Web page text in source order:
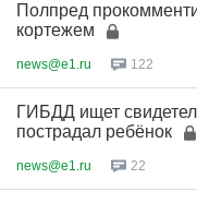
Полпред
кортежем
news@e1.ru 122
ГИБДД ищет
пострадал ребёнок
news@e1.ru 22